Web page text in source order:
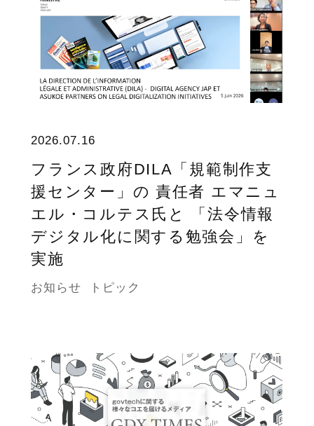
2026.07.16
フランス政府DILA「規範制作支
援センター」の 責任者 エマニュ
エル・コルテス氏と 「法令情報
デジタル化に関する勉強会」を
実施
お知らせ トピック